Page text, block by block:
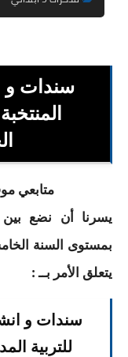
سندات
متابعي
يسرنا أن نضع
بمستوى السنة
يتعلق الأمر بــ :
سندات و
للتربية